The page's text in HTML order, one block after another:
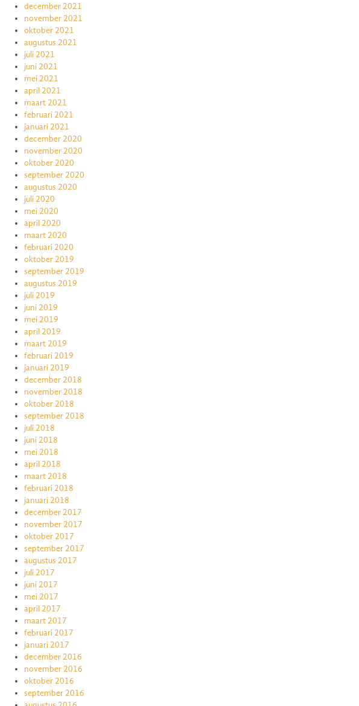
december 2021
november 2021
oktober 2021
augustus 2021
juli 2021
juni 2021
mei 2021
april 2021
maart 2021
februari 2021
januari 2021
december 2020
november 2020
oktober 2020
september 2020
augustus 2020
juli 2020
mei 2020
april 2020
maart 2020
februari 2020
oktober 2019
september 2019
augustus 2019
juli 2019
juni 2019
mei 2019
april 2019
maart 2019
februari 2019
januari 2019
december 2018
november 2018
oktober 2018
september 2018
juli 2018
juni 2018
mei 2018
april 2018
maart 2018
februari 2018
januari 2018
december 2017
november 2017
oktober 2017
september 2017
augustus 2017
juli 2017
juni 2017
mei 2017
april 2017
maart 2017
februari 2017
januari 2017
december 2016
november 2016
oktober 2016
september 2016